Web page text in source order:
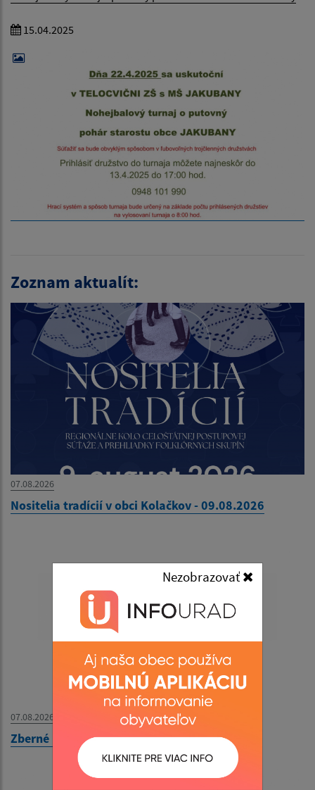
Nezobrazovať
15.04.2025
Zoznam aktualít:
07.08.2026
Nositelia tradícií v obci Kolačkov - 09.08.2026
07.08.2026
Zberné miesto - OZNAM